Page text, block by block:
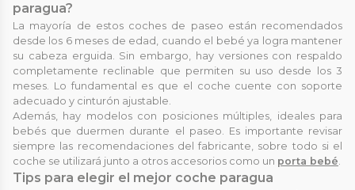
paragua?
La mayoría de estos coches de paseo están recomendados
desde los 6 meses de edad, cuando el bebé ya logra mantener
su cabeza erguida. Sin embargo, hay versiones con respaldo
completamente reclinable que permiten su uso desde los 3
meses. Lo fundamental es que el coche cuente con soporte
adecuado y cinturón ajustable.
Además, hay modelos con posiciones múltiples, ideales para
bebés que duermen durante el paseo. Es importante revisar
siempre las recomendaciones del fabricante, sobre todo si el
coche se utilizará junto a otros accesorios como un porta bebé.
Tips para elegir el mejor coche paragua